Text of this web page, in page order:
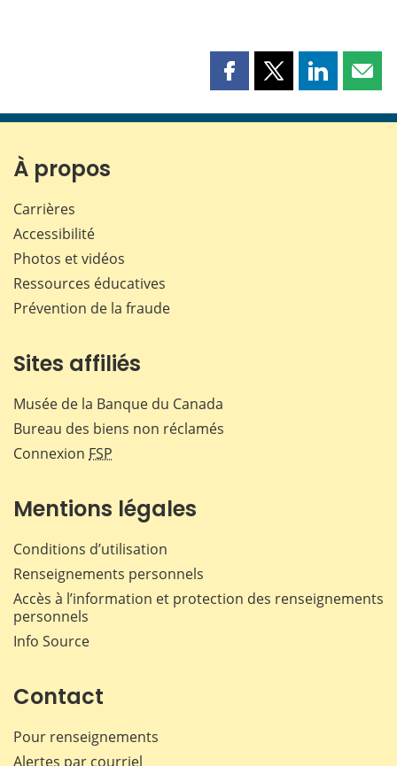
Partager
page
Partager
page
Partager
page page
À propos
Carrières
Accessibilité
Photos et vidéos
Ressources éducatives
Prévention de la fraude
Sites affiliés
Musée de la Banque du Canada
Bureau des biens non réclamés
Connexion FSP
Mentions légales
Conditions d’utilisation
Renseignements personnels
Accès à l’information et protection des renseignements
personnels
Info Source
Contact
Pour renseignements
Alertes par courriel